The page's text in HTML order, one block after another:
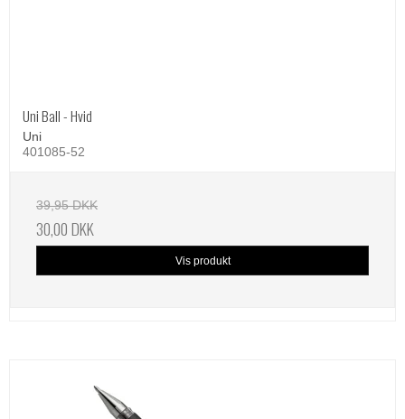
Uni Ball - Hvid
Uni
401085-52
39,95 DKK
30,00 DKK
Vis produkt